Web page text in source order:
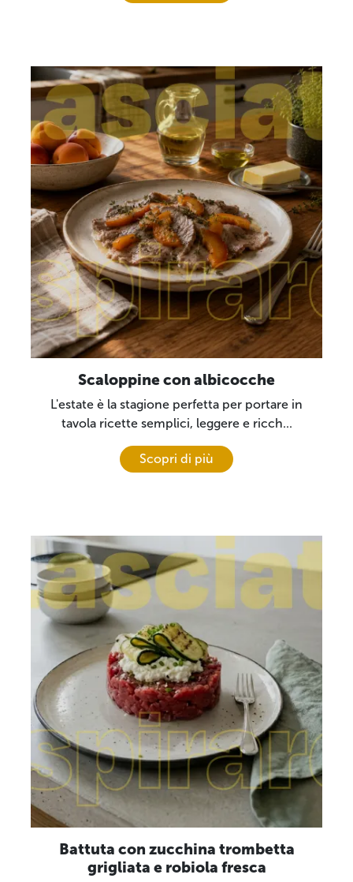
Scaloppine con albicocche
L'estate è la stagione perfetta per portare in
tavola ricette semplici, leggere e ricch...
Scopri di più
Battuta con zucchina trombetta
grigliata e robiola fresca